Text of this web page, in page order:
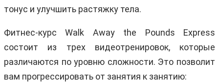
тонус и улучшить растяжку тела.
Фитнес-курс Walk Away the Pounds Express
состоит из трех видеотренировок, которые
различаются по уровню сложности. Это позволит
вам прогрессировать от занятия к занятию: